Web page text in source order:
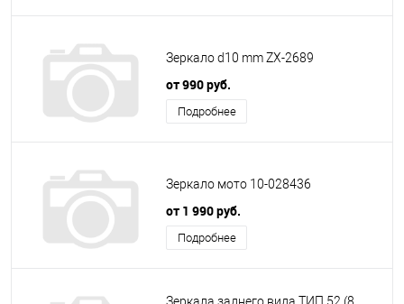
Зеркало d10 mm ZX-2689
от 990 руб.
Подробнее
Зеркало мото 10-028436
от 1 990 руб.
Подробнее